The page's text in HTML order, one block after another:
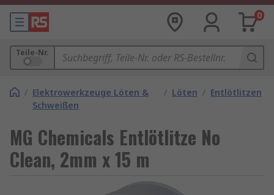
0
Teile-Nr.
/ Elektrowerkzeuge Löten &
Schweißen
/ Löten / Entlötlitzen
MG Chemicals Entlötlitze No
Clean, 2mm x 15 m